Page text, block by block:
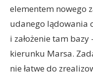
elementem nowego
udanego lądowania
i założenie tam
kierunku Marsa.
nie łatwe do